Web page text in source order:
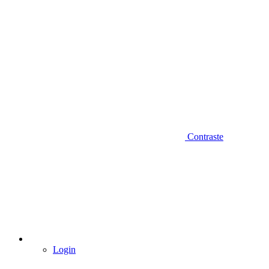
Contraste
Login